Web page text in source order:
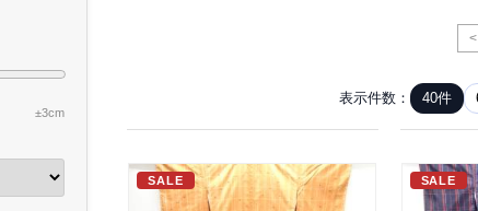
±3cm
表示件数： 40件
SALE SALE